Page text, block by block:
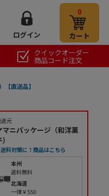
ログイン
0
カート
クイックオーダー
商品コード注文
直送品】
送元
マニパッケージ（和洋菓
送料対策に！商品はこちら
本州
送料無料
北海道
一律￥550